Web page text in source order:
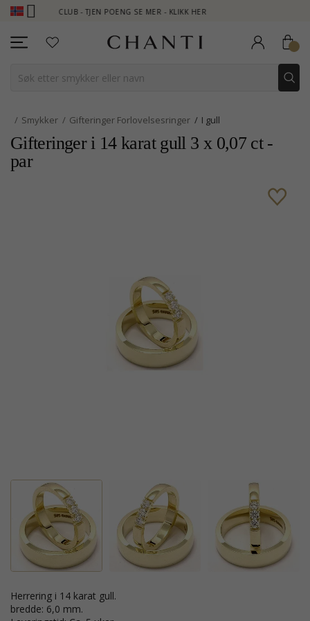
CLUB - TJEN POENG SE MER - KLIKK HER
Smykker Gifteringer Forlovelsesringer I gull
Gifteringer i 14 karat gull 3 x 0,07 ct -
par
Herrering i 14 karat gull.
bredde: 6,0 mm.